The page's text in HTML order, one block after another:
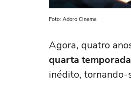
Foto: Adoro Cinema
Agora, quatro
quarta
inédito,